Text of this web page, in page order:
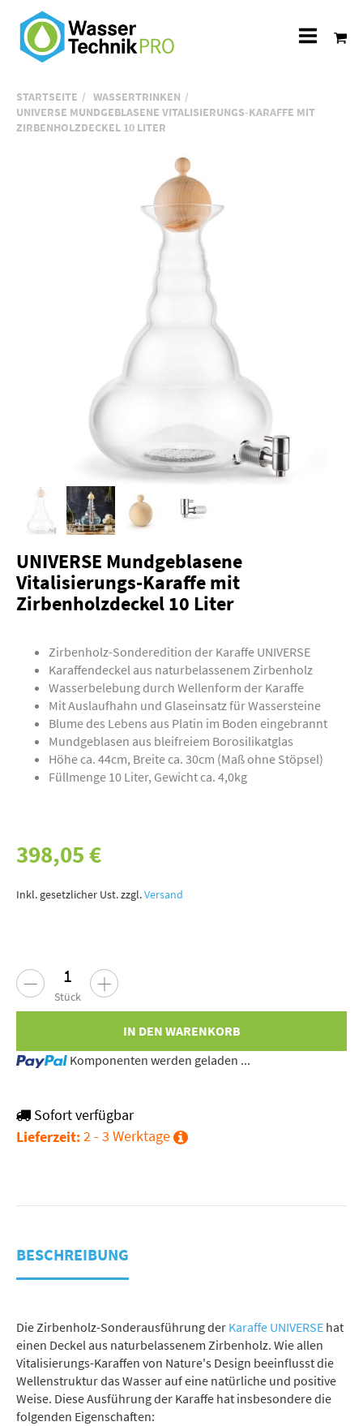
STARTSEITE
WASSERTRINKEN
UNIVERSE MUNDGEBLASENE VITALISIERUNGS-KARAFFE MIT
ZIRBENHOLZDECKEL 10 LITER
UNIVERSE Mundgeblasene
Vitalisierungs-Karaffe mit
Zirbenholzdeckel 10 Liter
Zirbenholz-Sonderedition der Karaffe UNIVERSE
Karaffendeckel aus naturbelassenem Zirbenholz
Wasserbelebung durch Wellenform der Karaffe
Mit Auslaufhahn und Glaseinsatz für Wassersteine
Blume des Lebens aus Platin im Boden eingebrannt
Mundgeblasen aus bleifreiem Borosilikatglas
Höhe ca. 44cm, Breite ca. 30cm (Maß ohne Stöpsel)
Füllmenge 10 Liter, Gewicht ca. 4,0kg
398,05 €
Inkl. gesetzlicher Ust. zzgl.Versand
Stück
IN DEN WARENKORB
Loading... Komponenten werden geladen ...
Sofort verfügbar
Lieferzeit:2 - 3 Werktage
BESCHREIBUNG
Die Zirbenholz-Sonderausführung der Karaffe UNIVERSE hat
einen Deckel aus naturbelassenem Zirbenholz. Wie allen
Vitalisierungs-Karaffen von Nature's Design beeinflusst die
Wellenstruktur das Wasser auf eine natürliche und positive
Weise. Diese Ausführung der Karaffe hat insbesondere die
folgenden Eigenschaften: